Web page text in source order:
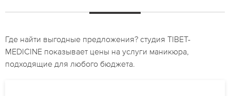
Где найти выгодные предложения? студия TIBET-
MEDICINE показывает цены на услуги маникюра,
подходящие для любого бюджета.